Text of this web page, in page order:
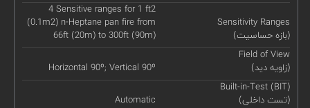
Sensitivity Ranges
(بازه حساسیت)
4 Sensitive ranges for 1 ft2
(0.1m2) n-Heptane pan fire from
66ft (20m) to 300ft (90m)
Field of View
(زاویه دید)
Horizontal 90º; Vertical 90º
Built-in-Test (BIT)
(تست داخلی)
Automatic